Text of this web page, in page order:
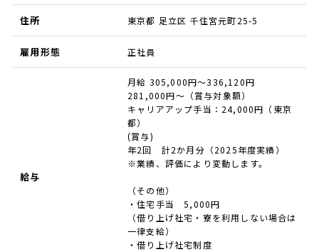
住所 東京都 足立区 千住宮元町25-5
雇用形態 正社員
給与
月給 305,000円～336,120円
281,000円～（賞与対象額）
キャリアアップ手当：24,000円（東京
都）
(賞与)
年2回 計2か月分（2025年度実績）
※業績、評価により変動します。
（その他）
・住宅手当 5,000円
（借り上げ社宅・寮を利用しない場合は
一律支給）
・借り上げ社宅制度